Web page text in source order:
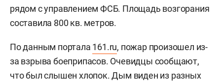
рядом с управлением ФСБ. Площадь возгорания
составила 800 кв. метров.
По данным портала 161.ru, пожар произошел из-
за взрыва боеприпасов. Очевидцы сообщают,
что был слышен хлопок. Дым виден из разных